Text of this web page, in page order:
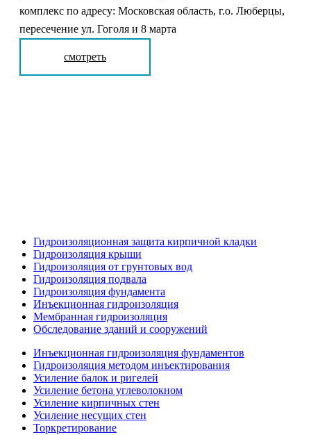
комплекс по адресу: Московская область, г.о. Люберцы,
пересечение ул. Гоголя и 8 марта
смотреть
Гидроизоляционная защита кирпичной кладки
Гидроизоляция крыши
Гидроизоляция от грунтовых вод
Гидроизоляция подвала
Гидроизоляция фундамента
Инъекционная гидроизоляция
Мембранная гидроизоляция
Обследование зданий и сооружений
Инъекционная гидроизоляция фундаментов
Гидроизоляция методом инъектирования
Усиление балок и ригелей
Усиление бетона углеволокном
Усиление кирпичных стен
Усиление несущих стен
Торкретирование